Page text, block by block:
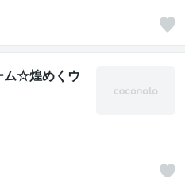
ム☆煌めくウ